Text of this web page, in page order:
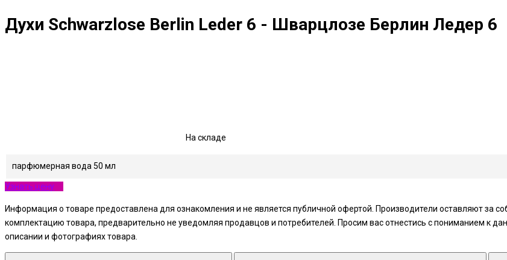
Духи Schwarzlose Berlin Leder 6 - Шварцлозе Берлин Ледер 6
На складе
парфюмерная вода 50 мл
Узнать цену
Информация о товаре предоставлена для ознакомления и не является публичной офертой. Производители оставляют за
комплектацию товара, предварительно не уведомляя продавцов и потребителей. Просим вас отнестись с пониманием к
описании и фотографиях товара.